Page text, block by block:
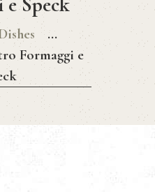
...
Formaggi e